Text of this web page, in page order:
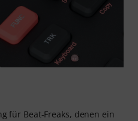
für Beat-Freaks, denen ein